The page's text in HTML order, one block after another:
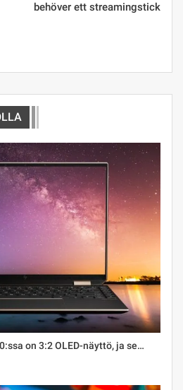
behöver ett streamingstick
on 3:2 OLED-näyttö, ja se…